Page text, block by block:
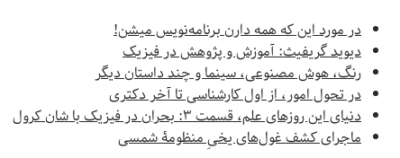
در مورد این که همه دارن برنامه‌‌نویس میشن!
دیوید گریفیث: آموزش و پژوهش در فیزیک
رنگ، هوش مصنوعی، سینما و چند داستان دیگر
در تحول امور، از اول کارشناسی تا آخر دکتری
دنیای این روزهای علم، قسمت ۳: بحران در فیزیک با شان کرول
ماجرای کشف غول‌های یخیِ منظومۀ شمسی